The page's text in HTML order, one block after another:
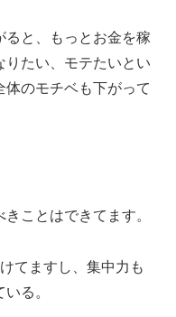
ると、もっとお金を稼
りたい、モテたいとい
体のモチベも下がって
ことはできてます。
てますし、集中力も
る。